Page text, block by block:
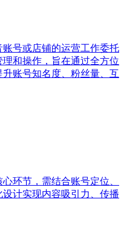
号或店铺的运营工作委托
和操作，旨在通过全方位
账号知名度、粉丝量、互
环节，需结合账号定位、
计实现内容吸引力、传播